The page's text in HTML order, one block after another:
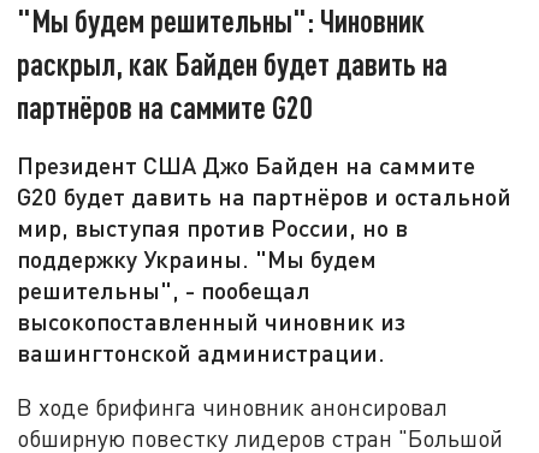
"Мы будем решительны": Чиновник
раскрыл, как Байден будет давить на
партнёров на саммите G20
Президент США Джо Байден на саммите
G20 будет давить на партнёров и остальной
мир, выступая против России, но в
поддержку Украины. "Мы будем
решительны", - пообещал
высокопоставленный чиновник из
вашингтонской администрации.
В ходе брифинга чиновник анонсировал
обширную повестку лидеров стран "Большой